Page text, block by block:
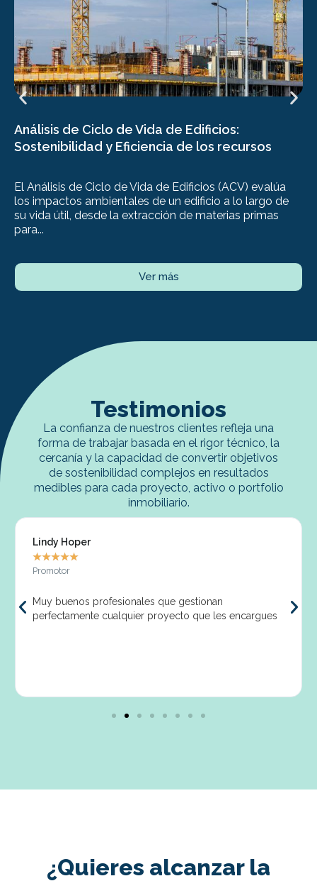
Análisis de Ciclo de Vida de Edificios:
Sostenibilidad y Eficiencia de los recursos
El Análisis de Ciclo de Vida de Edificios (ACV) evalúa
los impactos ambientales de un edificio a lo largo de
su vida útil, desde la extracción de materias primas
para...
Ver más
Testimonios
La confianza de nuestros clientes refleja una
forma de trabajar basada en el rigor técnico, la
cercanía y la capacidad de convertir objetivos
de sostenibilidad complejos en resultados
medibles para cada proyecto, activo o portfolio
inmobiliario.
Lindy Hoper
★★★★★
Promotor
Muy buenos profesionales que gestionan
perfectamente cualquier proyecto que les encargues
¿Quieres alcanzar la